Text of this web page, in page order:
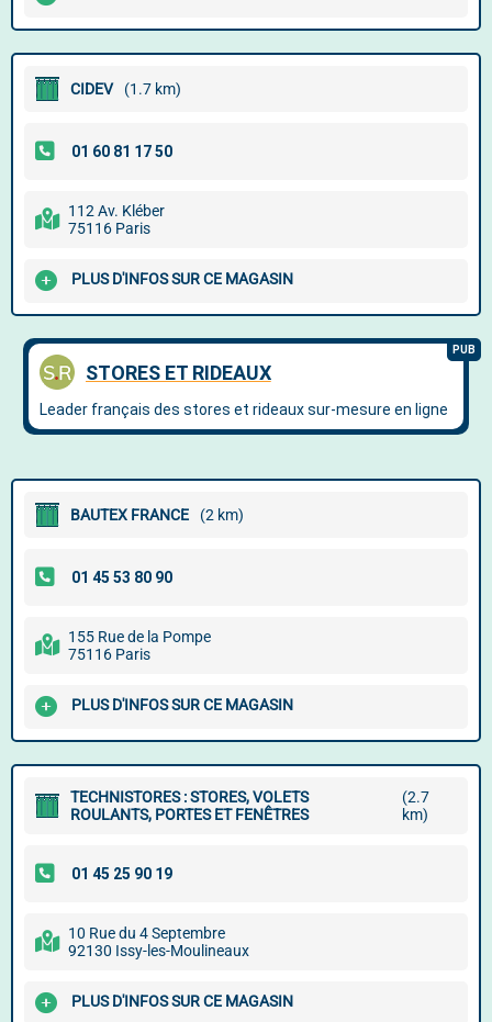
CIDEV (1.7 km)
112 Av. Kléber
75116 Paris
PLUS D'INFOS SUR CE MAGASIN
BAUTEX FRANCE (2 km)
155 Rue de la Pompe
75116 Paris
PLUS D'INFOS SUR CE MAGASIN
TECHNISTORES : STORES, VOLETS
ROULANTS, PORTES ET FENÊTRES
(2.7
km)
10 Rue du 4 Septembre
92130 Issy-les-Moulineaux
PLUS D'INFOS SUR CE MAGASIN